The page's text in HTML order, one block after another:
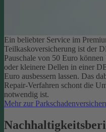
Ein beliebter Service im
Teilkaskoversicherung ist der
Pauschale von 50 Euro
oder kleinere Dellen in einer
Euro ausbessern lassen. Das
Repair-Verfahren schont die
notwendig ist.
Mehr zur